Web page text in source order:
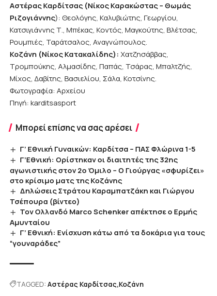
Αστέρας Καρδίτσας (Νίκος Καρακώστας – Θωμάς
Ριζογιάννης): Θεολόγης, Καλυβιώτης, Γεωργίου,
Κατσιγιάννης Τ., Μπέκας, Κοντός, Μαγκούτης, Βλέτσας,
Ρουμπιές, Ταράτσαλος, Αναγνώπουλος.
Κοζάνη (Νίκος Κατακαλίδης): Χατζησάββας,
Τρομπούκης, Αλμασίδης, Παπάς, Τσάρας, Μπαλτζής,
Μίχος, Δαβίτης, Βασιελίου, Σάλα, Κοτσίνης.
Φωτογραφία: Αρχείου
Πηγή: karditsasport
Μπορεί επίσης να σας αρέσει
Γ’ Εθνική Γυναικών: Καρδίτσα – ΠΑΣ Φλώρινα 1-5
Γ’Εθνική: Ορίστηκαν οι διαιτητές της 32ης
αγωνιστικής στον 2ο Όμιλο – Ο Γιούργας «σφυρίζει»
στο κρίσιμο ματς της Κοζάνης
Δηλώσεις Στράτου Καραμπατζάκη και Γιώργου
Τσέπουρα (βίντεο)
Τον Ολλανδό Marco Schenker απέκτησε ο Ερμής
Αμυνταίου
Γ’ Εθνική: Ενίσχυση κάτω από τα δοκάρια για τους
“γουναράδες”
TAGGED: Αστέρας Καρδίτσας Κοζάνη